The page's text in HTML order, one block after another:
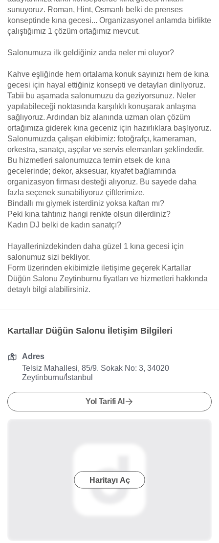
sunuyoruz. Roman, Hint, Osmanlı belki de prenses
konseptinde kına gecesi... Organizasyonel anlamda birlikte
çalıştığımız 1 çözüm ortağımız mevcut.
Salonumuza ilk geldiğiniz anda neler mi oluyor?
Kahve eşliğinde hem ortalama konuk sayınızı hem de kına
gecesi için hayal ettiğiniz konsepti ve detayları dinliyoruz.
Tabii bu aşamada salonumuzu da geziyorsunuz. Neler
yapılabileceği noktasında karşılıklı konuşarak anlaşma
sağlıyoruz. Ardından biz alanında uzman olan çözüm
ortağımıza giderek kına geceniz için hazırlıklara başlıyoruz.
Salonumuzda çalışan ekibimiz: fotoğrafçı, kameraman,
orkestra, sanatçı, aşçılar ve servis elemanları şeklindedir.
Bu hizmetleri salonumuzca temin etsek de kına
gecelerinde; dekor, aksesuar, kıyafet bağlamında
organizasyon firması desteği alıyoruz. Bu sayede daha
fazla seçenek sunabiliyoruz çiftlerimize.
Bindallı mı giymek isterdiniz yoksa kaftan mı?
Peki kına tahtınız hangi renkte olsun dilerdiniz?
Kadın DJ belki de kadın sanatçı?
Hayallerinizdekinden daha güzel 1 kına gecesi için
salonumuz sizi bekliyor.
Form üzerinden ekibimizle iletişime geçerek Kartallar
Düğün Salonu Zeytinburnu fiyatları ve hizmetleri hakkında
detaylı bilgi alabilirsiniz.
Kartallar Düğün Salonu İletişim Bilgileri
Adres
Telsiz Mahallesi, 85/9. Sokak No: 3, 34020
Zeytinburnu/İstanbul
Yol Tarifi Al
Haritayı Aç